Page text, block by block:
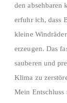
den absehbaren
erfuhr ich, dass
kleine
erzeugen. Das
sauberen und
Klima zu
Mein Entschluss